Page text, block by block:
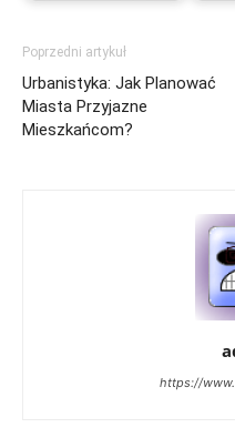
Poprzedni artykuł
Urbanistyka: Jak Planować
Miasta Przyjazne
Mieszkańcom?
https://